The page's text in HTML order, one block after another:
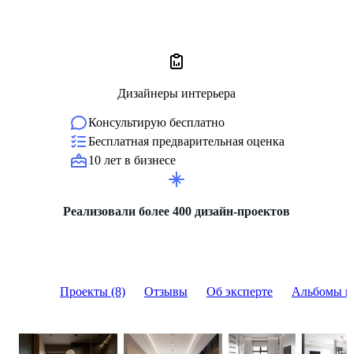
Проекты (8) Отзывы Об эксперте Альбомы
Дизайнеры интерьера
Консультирую бесплатно
Бесплатная предварительная оценка
10 лет в бизнесе
Реализовали более 400 дизайн-проектов